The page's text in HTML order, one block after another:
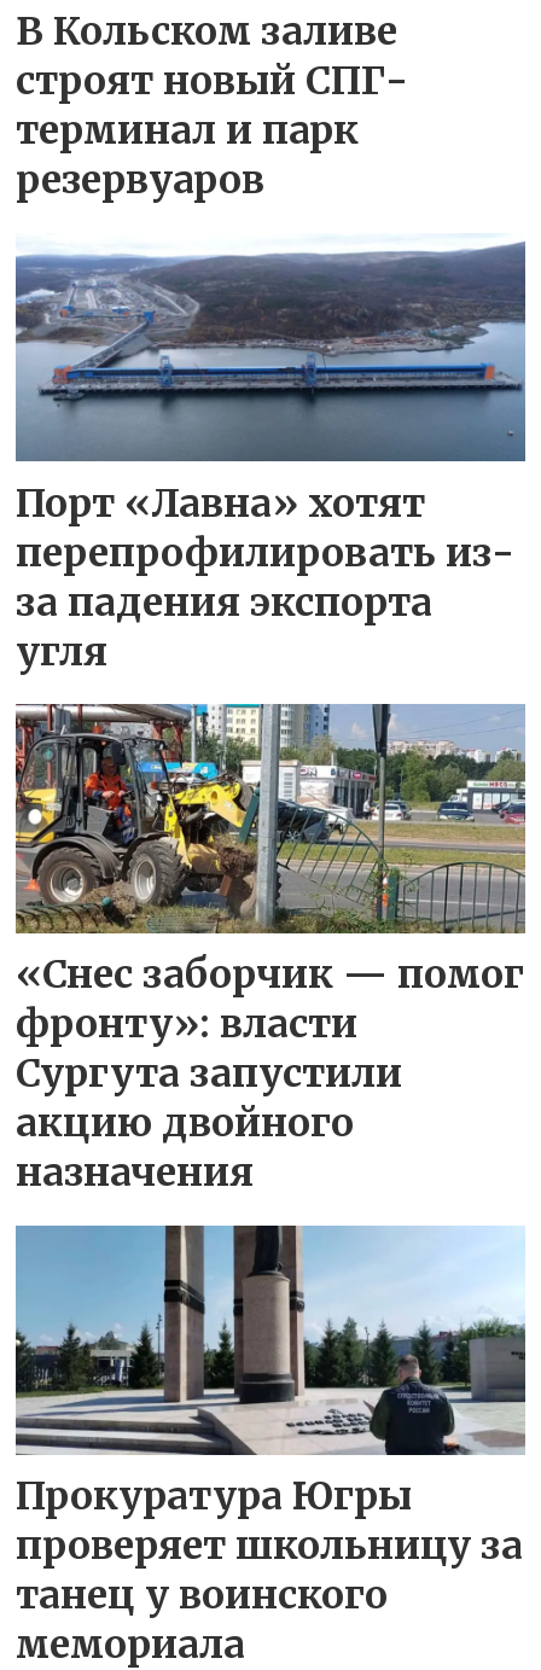
В Кольском заливе
строят новый СПГ-
терминал и парк
резервуаров
Порт «Лавна» хотят
перепрофилировать из-
за падения экспорта
угля
«Снес заборчик — помог
фронту»: власти
Сургута запустили
акцию двойного
назначения
Прокуратура Югры
проверяет школьницу за
танец у воинского
мемориала